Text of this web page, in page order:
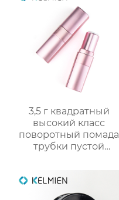
3,5 г квадратный
высокий класс
поворотный помада
трубки пустой